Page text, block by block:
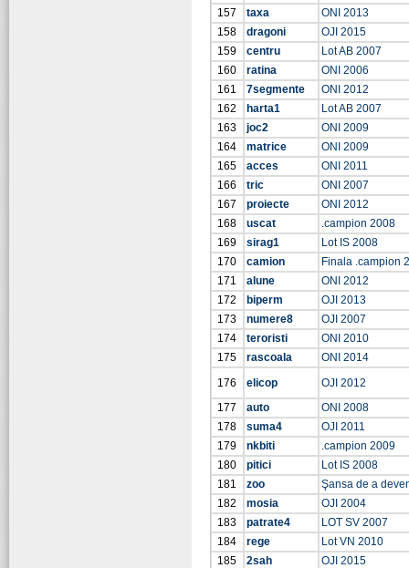
157
taxa
ONI 2013
158
dragoni
OJI 2015
159
centru
Lot AB 2007
160
ratina
ONI 2006
161
7segmente
ONI 2012
162
harta1
Lot AB 2007
163
joc2
ONI 2009
164
matrice
ONI 2009
165
acces
ONI 2011
166
tric
ONI 2007
167
proiecte
ONI 2012
168
uscat
.campion 2008
169
sirag1
Lot IS 2008
170
camion
Finala .campion
171
alune
ONI 2012
172
biperm
OJI 2013
173
numere8
OJI 2007
174
teroristi
ONI 2010
175
rascoala
ONI 2014
176
elicop
OJI 2012
177
auto
ONI 2008
178
suma4
OJI 2011
179
nkbiti
.campion 2009
180
pitici
Lot IS 2008
181
zoo
Şansa de a
182
mosia
OJI 2004
183
patrate4
LOT SV 2007
184
rege
Lot VN 2010
185
2sah
OJI 2015